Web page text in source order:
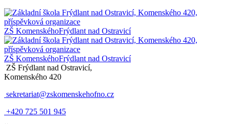
ZŠ KomenskéhoFrýdlant nad Ostravicí
ZŠ KomenskéhoFrýdlant nad Ostravicí
ZŠ Frýdlant nad Ostravicí,
Komenského 420
sekretariat@zskomenskehofno.cz
+420 725 501 945